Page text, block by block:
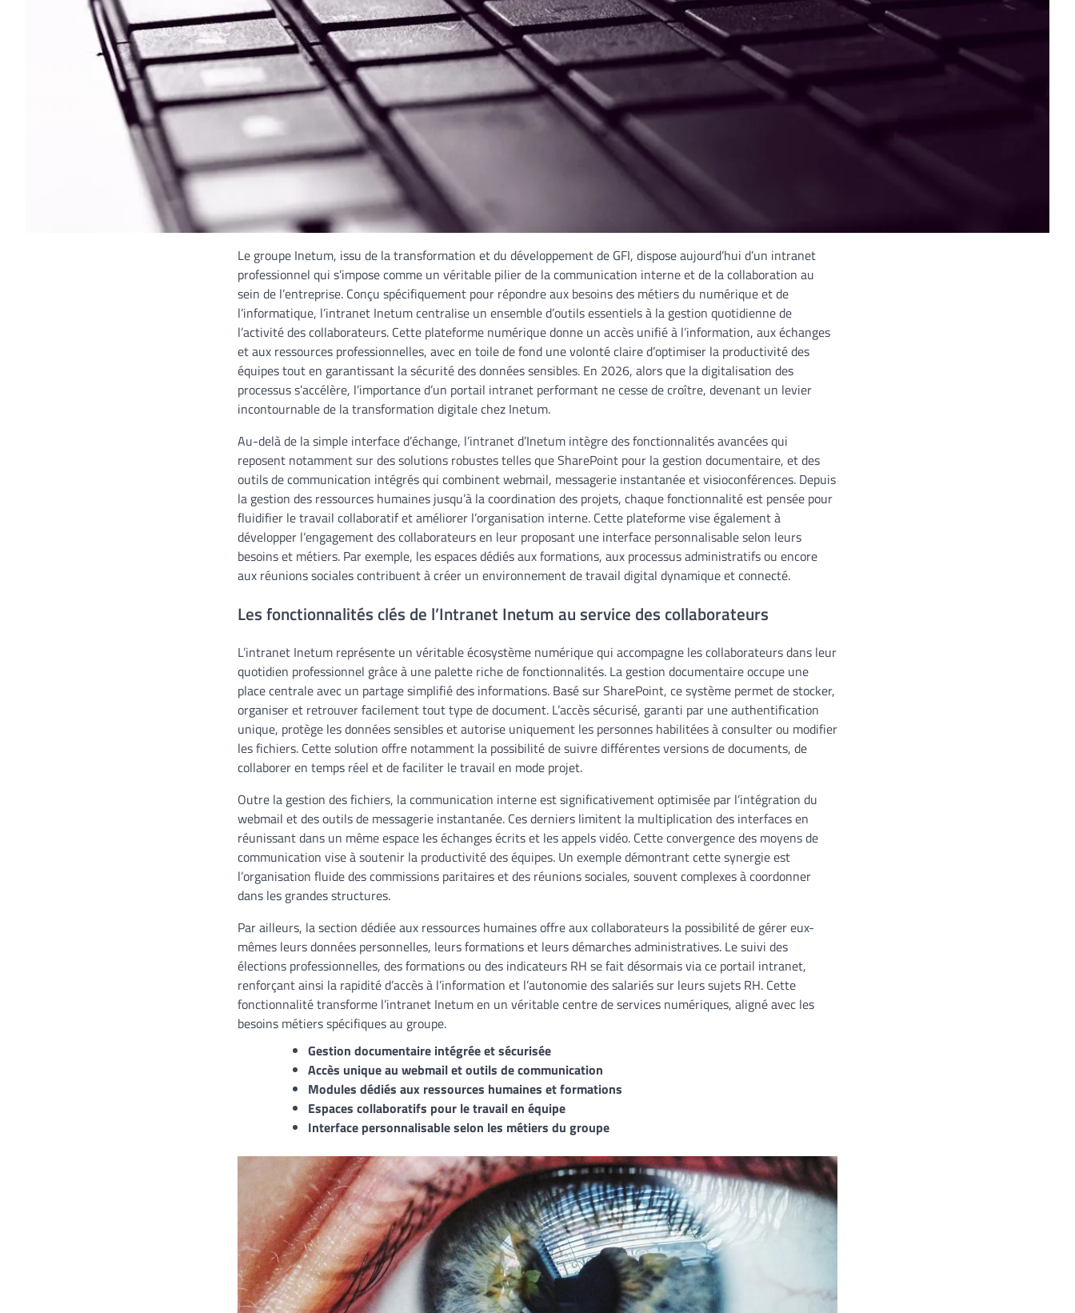
Le groupe Inetum, issu de la transformation et du développement de GFI, dispose aujourd’hui d’un intranet
professionnel qui s’impose comme un véritable pilier de la communication interne et de la collaboration au
sein de l’entreprise. Conçu spécifiquement pour répondre aux besoins des métiers du numérique et de
l’informatique, l’intranet Inetum centralise un ensemble d’outils essentiels à la gestion quotidienne de
l’activité des collaborateurs. Cette plateforme numérique donne un accès unifié à l’information, aux échanges
et aux ressources professionnelles, avec en toile de fond une volonté claire d’optimiser la productivité des
équipes tout en garantissant la sécurité des données sensibles. En 2026, alors que la digitalisation des
processus s’accélère, l’importance d’un portail intranet performant ne cesse de croître, devenant un levier
incontournable de la transformation digitale chez Inetum.
Au-delà de la simple interface d’échange, l’intranet d’Inetum intègre des fonctionnalités avancées qui
reposent notamment sur des solutions robustes telles que SharePoint pour la gestion documentaire, et des
outils de communication intégrés qui combinent webmail, messagerie instantanée et visioconférences. Depuis
la gestion des ressources humaines jusqu’à la coordination des projets, chaque fonctionnalité est pensée pour
fluidifier le travail collaboratif et améliorer l’organisation interne. Cette plateforme vise également à
développer l’engagement des collaborateurs en leur proposant une interface personnalisable selon leurs
besoins et métiers. Par exemple, les espaces dédiés aux formations, aux processus administratifs ou encore
aux réunions sociales contribuent à créer un environnement de travail digital dynamique et connecté.
Les fonctionnalités clés de l’Intranet Inetum au service des collaborateurs
L’intranet Inetum représente un véritable écosystème numérique qui accompagne les collaborateurs dans leur
quotidien professionnel grâce à une palette riche de fonctionnalités. La gestion documentaire occupe une
place centrale avec un partage simplifié des informations. Basé sur SharePoint, ce système permet de stocker,
organiser et retrouver facilement tout type de document. L’accès sécurisé, garanti par une authentification
unique, protège les données sensibles et autorise uniquement les personnes habilitées à consulter ou modifier
les fichiers. Cette solution offre notamment la possibilité de suivre différentes versions de documents, de
collaborer en temps réel et de faciliter le travail en mode projet.
Outre la gestion des fichiers, la communication interne est significativement optimisée par l’intégration du
webmail et des outils de messagerie instantanée. Ces derniers limitent la multiplication des interfaces en
réunissant dans un même espace les échanges écrits et les appels vidéo. Cette convergence des moyens de
communication vise à soutenir la productivité des équipes. Un exemple démontrant cette synergie est
l’organisation fluide des commissions paritaires et des réunions sociales, souvent complexes à coordonner
dans les grandes structures.
Par ailleurs, la section dédiée aux ressources humaines offre aux collaborateurs la possibilité de gérer eux-
mêmes leurs données personnelles, leurs formations et leurs démarches administratives. Le suivi des
élections professionnelles, des formations ou des indicateurs RH se fait désormais via ce portail intranet,
renforçant ainsi la rapidité d’accès à l’information et l’autonomie des salariés sur leurs sujets RH. Cette
fonctionnalité transforme l’intranet Inetum en un véritable centre de services numériques, aligné avec les
besoins métiers spécifiques au groupe.
Gestion documentaire intégrée et sécurisée
Accès unique au webmail et outils de communication
Modules dédiés aux ressources humaines et formations
Espaces collaboratifs pour le travail en équipe
Interface personnalisable selon les métiers du groupe